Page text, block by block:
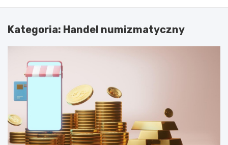
Kategoria: Handel numizmatyczny